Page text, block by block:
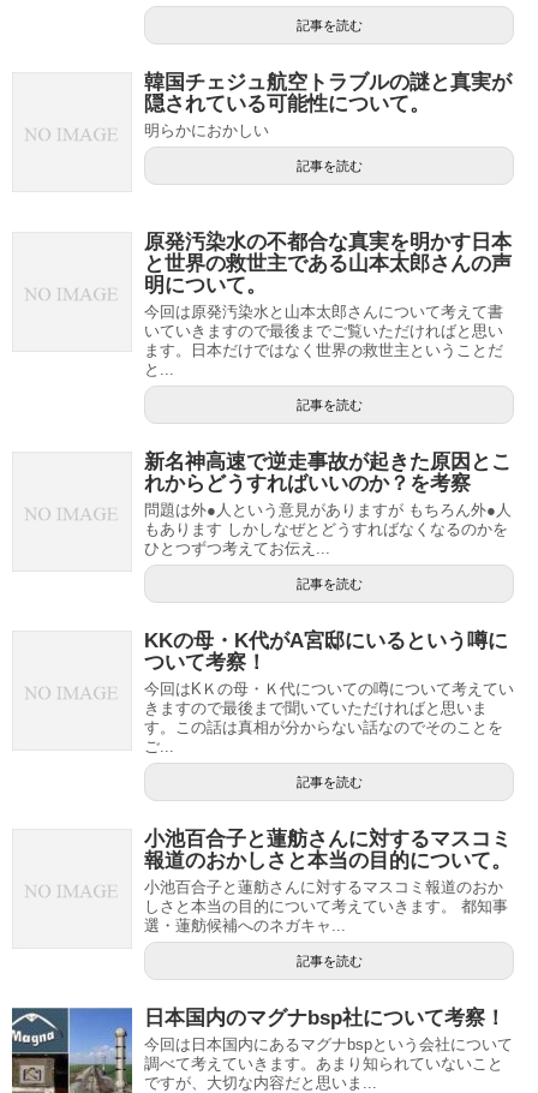
記事を読む
韓国チェジュ航空トラブルの謎と真実が
隠されている可能性について。
明らかにおかしい
記事を読む
原発汚染水の不都合な真実を明かす日本
と世界の救世主である山本太郎さんの声
明について。
今回は原発汚染水と山本太郎さんについて考えて書
いていきますので最後までご覧いただければと思い
ます。日本だけではなく世界の救世主ということだ
と...
記事を読む
新名神高速で逆走事故が起きた原因とこ
れからどうすればいいのか？を考察
問題は外●人という意見がありますが もちろん外●人
もあります しかしなぜとどうすればなくなるのかを
ひとつずつ考えてお伝え...
記事を読む
KKの母・K代がA宮邸にいるという噂に
ついて考察！
今回はKＫの母・Ｋ代についての噂について考えてい
きますので最後まで聞いていただければと思いま
す。この話は真相が分からない話なのでそのことを
ご...
記事を読む
小池百合子と蓮舫さんに対するマスコミ
報道のおかしさと本当の目的について。
小池百合子と蓮舫さんに対するマスコミ報道のおか
しさと本当の目的について考えていきます。 都知事
選・蓮舫候補へのネガキャ...
記事を読む
日本国内のマグナbsp社について考察！
今回は日本国内にあるマグナbspという会社について
調べて考えていきます。あまり知られていないこと
ですが、大切な内容だと思いま...